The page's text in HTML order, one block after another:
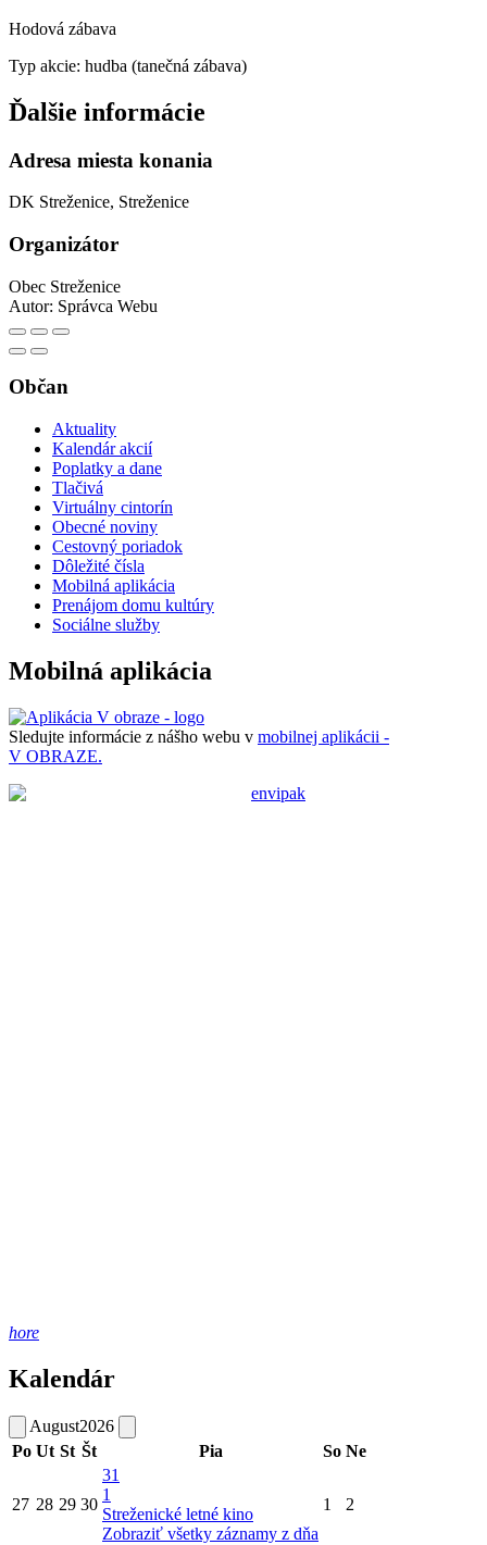
Hodová zábava
Typ akcie: hudba (tanečná zábava)
Ďalšie informácie
Adresa miesta konania
DK Streženice, Streženice
Organizátor
Obec Streženice
Autor: Správca Webu
Občan
Aktuality
Kalendár akcií
Poplatky a dane
Tlačivá
Virtuálny cintorín
Obecné noviny
Cestovný poriadok
Dôležité čísla
Mobilná aplikácia
Prenájom domu kultúry
Sociálne služby
Mobilná aplikácia
Sledujte informácie z nášho webu v mobilnej aplikácii -
V OBRAZE.
hore
Kalendár
August2026
Po Ut St Št Pia So Ne
27 28 29 30
31
1
Streženické letné kino
Zobraziť všetky záznamy z dňa
1 2